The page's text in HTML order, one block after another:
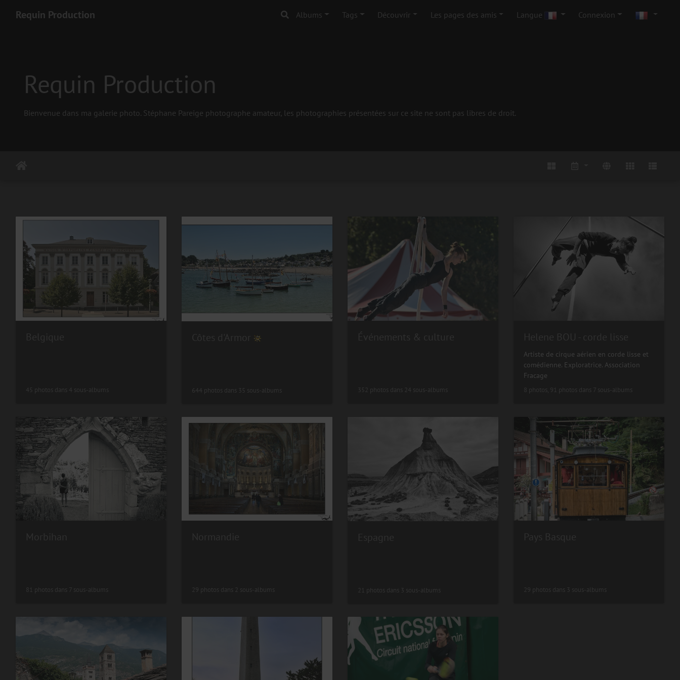
Requin Production Albums Tags Découvrir Les pages des amis Langue Connexion
Requin Production
Bienvenue dans ma galerie photo. Stéphane Pareige photographe amateur, les photographies présentées sur ce site ne sont pas libres de droit.
45 photos dans 4 sous-albums 644 photos dans 35 sous-albums 352 photos dans 24 sous-albums
Artiste de cirque aérien en corde lisse et
comédienne. Exploratrice. Association
Fracage
8 photos, 91 photos dans 7 sous-albums
81 photos dans 7 sous-albums 29 photos dans 2 sous-albums 21 photos dans 3 sous-albums 29 photos dans 3 sous-albums